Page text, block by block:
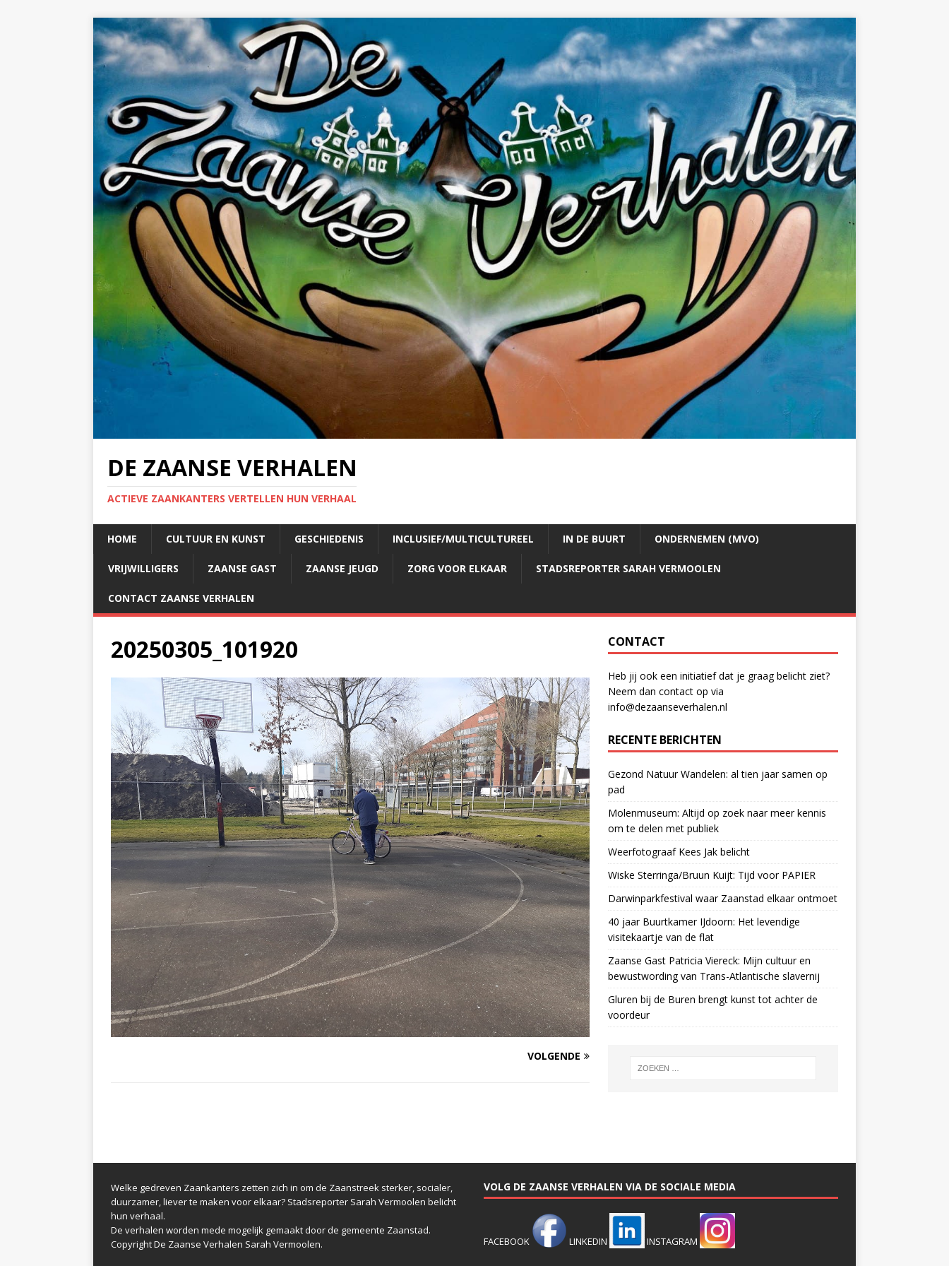
DE ZAANSE VERHALEN
ACTIEVE ZAANKANTERS VERTELLEN HUN VERHAAL
HOME CULTUUR EN KUNST GESCHIEDENIS INCLUSIEF/MULTICULTUREEL IN DE BUURT ONDERNEMEN (MVO)
VRIJWILLIGERS ZAANSE GAST ZAANSE JEUGD ZORG VOOR ELKAAR STADSREPORTER SARAH VERMOOLEN
CONTACT ZAANSE VERHALEN
20250305_101920
VOLGENDE
CONTACT
Heb jij ook een initiatief dat je graag belicht ziet?
Neem dan contact op via
info@dezaanseverhalen.nl
RECENTE BERICHTEN
Gezond Natuur Wandelen: al tien jaar samen op
pad
Molenmuseum: Altijd op zoek naar meer kennis
om te delen met publiek
Weerfotograaf Kees Jak belicht
Wiske Sterringa/Bruun Kuijt: Tijd voor PAPIER
Darwinparkfestival waar Zaanstad elkaar ontmoet
40 jaar Buurtkamer IJdoorn: Het levendige
visitekaartje van de flat
Zaanse Gast Patricia Viereck: Mijn cultuur en
bewustwording van Trans-Atlantische slavernij
Gluren bij de Buren brengt kunst tot achter de
voordeur
Welke gedreven Zaankanters zetten zich in om de Zaanstreek sterker, socialer,
duurzamer, liever te maken voor elkaar? Stadsreporter Sarah Vermoolen belicht
hun verhaal.
De verhalen worden mede mogelijk gemaakt door de gemeente Zaanstad.
Copyright De Zaanse Verhalen Sarah Vermoolen.
VOLG DE ZAANSE VERHALEN VIA DE SOCIALE MEDIA
FACEBOOK LINKEDIN INSTAGRAM